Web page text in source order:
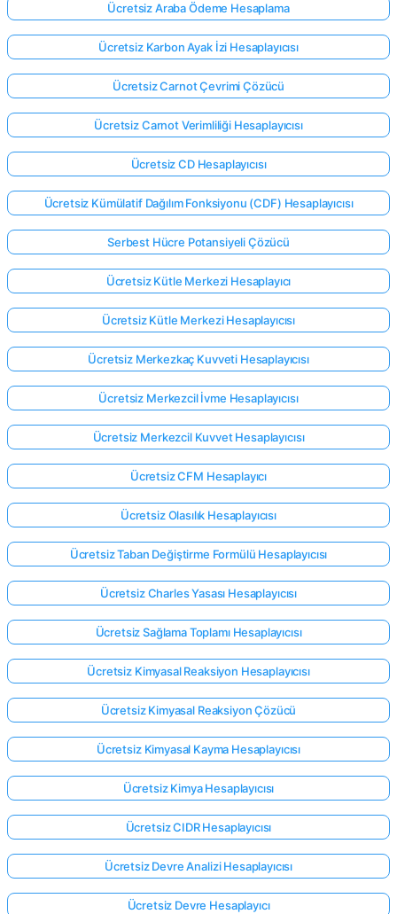
Ücretsiz Araba Ödeme Hesaplama
Ücretsiz Karbon Ayak İzi Hesaplayıcısı
Ücretsiz Carnot Çevrimi Çözücü
Ücretsiz Carnot Verimliliği Hesaplayıcısı
Ücretsiz CD Hesaplayıcısı
Ücretsiz Kümülatif Dağılım Fonksiyonu (CDF) Hesaplayıcısı
Serbest Hücre Potansiyeli Çözücü
Ücretsiz Kütle Merkezi Hesaplayıcı
Ücretsiz Kütle Merkezi Hesaplayıcısı
Ücretsiz Merkezkaç Kuvveti Hesaplayıcısı
Ücretsiz Merkezcil İvme Hesaplayıcısı
Ücretsiz Merkezcil Kuvvet Hesaplayıcısı
Ücretsiz CFM Hesaplayıcı
Ücretsiz Olasılık Hesaplayıcısı
Ücretsiz Taban Değiştirme Formülü Hesaplayıcısı
Ücretsiz Charles Yasası Hesaplayıcısı
Ücretsiz Sağlama Toplamı Hesaplayıcısı
Ücretsiz Kimyasal Reaksiyon Hesaplayıcısı
Ücretsiz Kimyasal Reaksiyon Çözücü
Ücretsiz Kimyasal Kayma Hesaplayıcısı
Ücretsiz Kimya Hesaplayıcısı
Ücretsiz CIDR Hesaplayıcısı
Ücretsiz Devre Analizi Hesaplayıcısı
Ücretsiz Devre Hesaplayıcı